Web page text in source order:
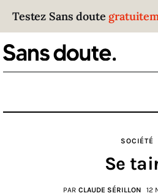
Testez Sans doute
Sans doute
Parce que plus personne
qui ont des choses à dire.
Politique
SOCIÉTÉ
Se
PAR CLAUDE SÉRILLON 12